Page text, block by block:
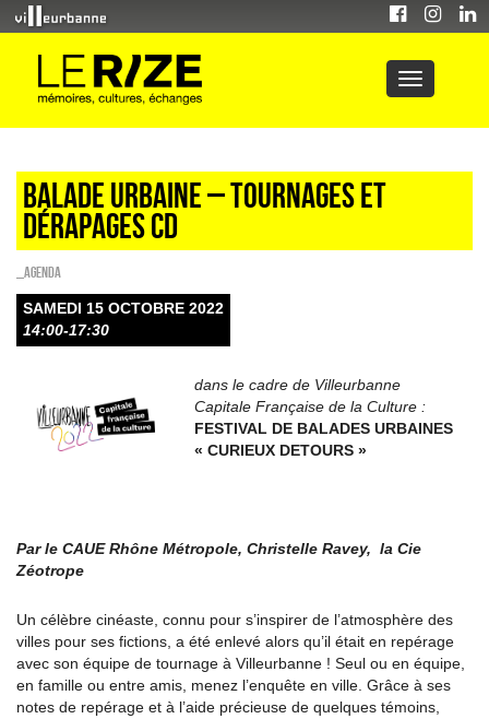
Balade urbaine – tournages et
dérapages CD
_Agenda
SAMEDI 15 OCTOBRE 2022
14:00-17:30
dans le cadre de Villeurbanne
Capitale Française de la Culture :
FESTIVAL DE BALADES URBAINES
« CURIEUX DETOURS »
Par le CAUE Rhône Métropole, Christelle Ravey, la Cie
Zéotrope
Un célèbre cinéaste, connu pour s’inspirer de l’atmosphère des
villes pour ses fictions, a été enlevé alors qu’il était en repérage
avec son équipe de tournage à Villeurbanne ! Seul ou en équipe,
en famille ou entre amis, menez l’enquête en ville. Grâce à ses
notes de repérage et à l’aide précieuse de quelques témoins,